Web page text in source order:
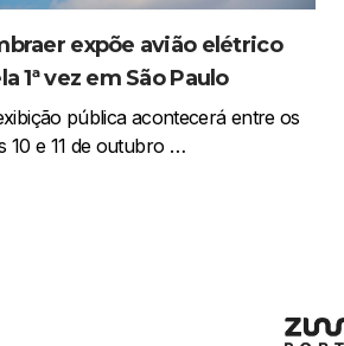
expõe avião elétrico
1ª vez em São Paulo
pública acontecerá entre os
10 e 11 de outubro …